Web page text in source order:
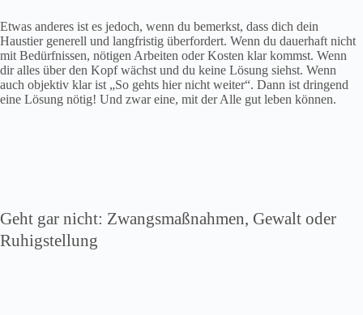
Etwas anderes ist es jedoch, wenn du bemerkst, dass dich dein
Haustier generell und langfristig überfordert. Wenn du dauerhaft nicht
mit Bedürfnissen, nötigen Arbeiten oder Kosten klar kommst. Wenn
dir alles über den Kopf wächst und du keine Lösung siehst. Wenn
auch objektiv klar ist „So gehts hier nicht weiter“. Dann ist dringend
eine Lösung nötig! Und zwar eine, mit der Alle gut leben können.
Geht gar nicht: Zwangsmaßnahmen, Gewalt oder
Ruhigstellung